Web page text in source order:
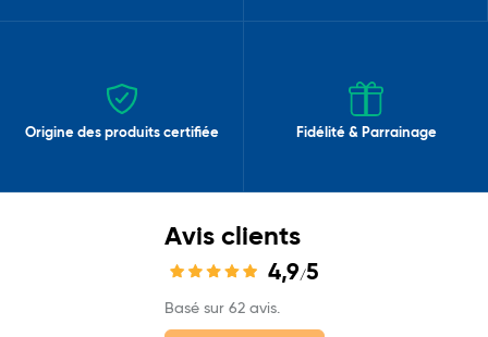
Origine des produits certifiée Fidélité & Parrainage
Avis clients
4,9/5
Basé sur 62 avis.